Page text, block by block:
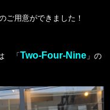
ご用意ができました！
「 Two-Four-Nine 」の